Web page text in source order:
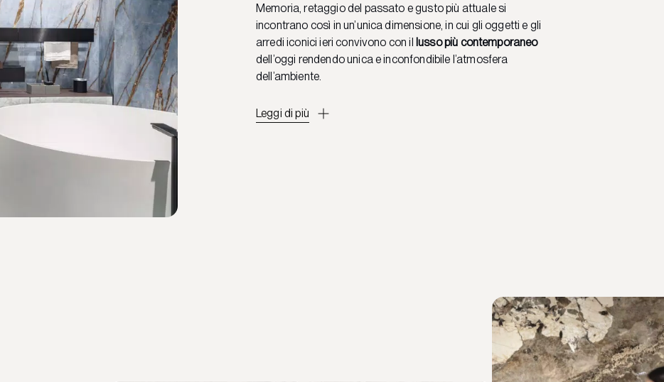
Memoria, retaggio del passato e gusto più attuale si
incontrano così in un’unica dimensione, in cui gli oggetti e gli
arredi iconici ieri convivono con il lusso più contemporaneo
dell’oggi rendendo unica e inconfondibile l’atmosfera
dell’ambiente.
Leggi di più